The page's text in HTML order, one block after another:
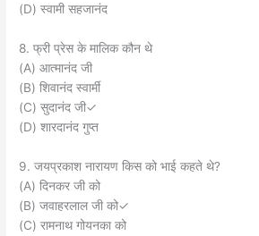
(D) स्वामी सहजानंद
8. फ्री प्रेस के मालिक कौन थे
(A) आत्मानंद जी
(B) शिवानंद स्वार्मी
(C) सुदानंद जी✓
(D) शारदानंद गुप्त
9. जयप्रकाश नारायण किस को भाई कहते थे?
(A) दिनकर जी को
(B) जवाहरलाल जी को✓
(C) रामनाथ गोयनका को